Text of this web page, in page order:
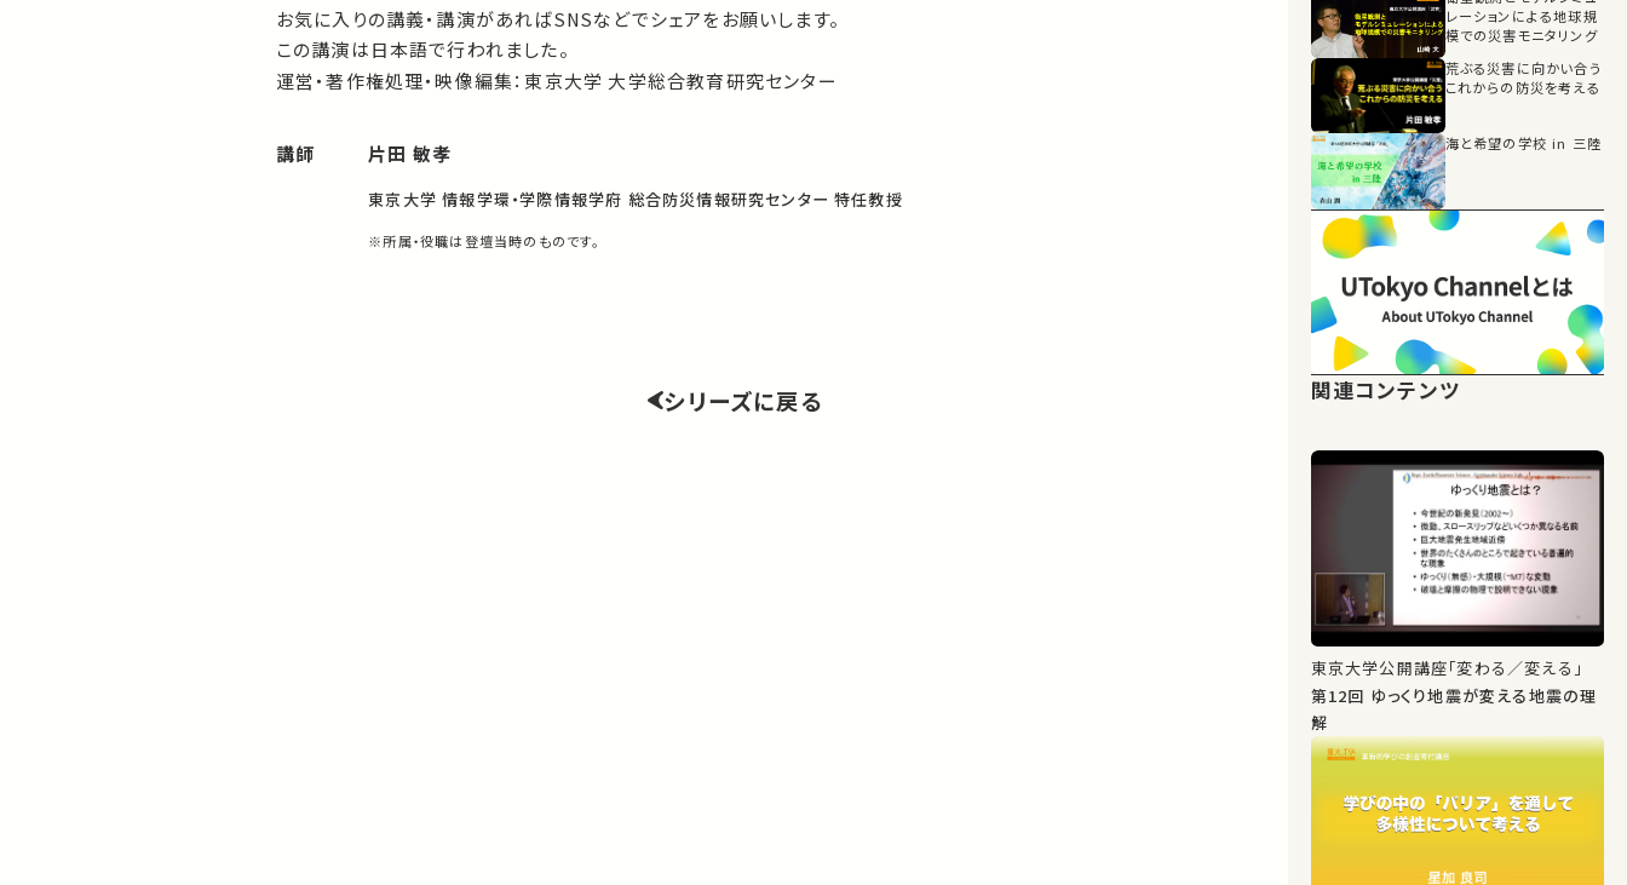
お気に入りの講義・講演があればSNSなどでシェアをお願いします。
この講演は日本語で行われました。
運営・著作権処理・映像編集：東京大学 大学総合教育研究センター
講師 片田 敏孝
東京大学 情報学環・学際情報学府 総合防災情報研究センター 特任教授
※所属・役職は登壇当時のものです。
シリーズに戻る
レーションによる地球規
模での災害モニタリング
荒ぶる災害に向かい合う
これからの防災を考える
海と希望の学校 in 三陸
関連コンテンツ
東京大学公開講座「変わる／変える」
第12回 ゆっくり地震が変える地震の理
解